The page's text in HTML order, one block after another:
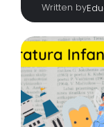
Written by